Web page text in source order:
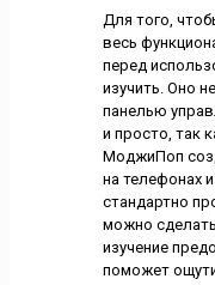
Для того,
весь
перед
изучить. Оно
панелью
и просто, так
МоджиПоп
на телефонах
стандартно
можно
изучение
поможет